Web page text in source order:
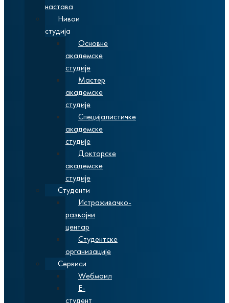
настава
Нивои
студија
Основне
академске
студије
Мастер
академске
студије
Специјалистичке
академске
студије
Докторске
академске
студије
Студенти
Истраживачко-
развојни
центар
Студентске
организације
Сервиси
Wебмаил
Е-
студент